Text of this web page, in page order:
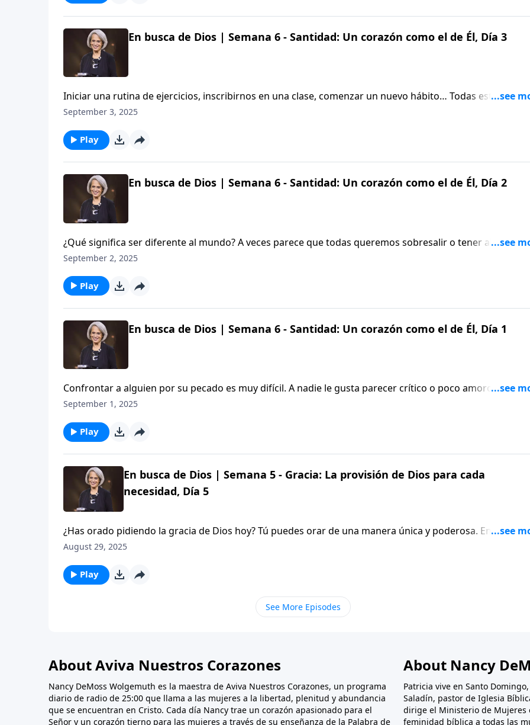
En busca de Dios | Semana 6 - Santidad: Un corazón como el de Él, Día 3
Iniciar una rutina de ejercicios, inscribirnos en una clase, comenzar un nuevo hábito… Todas estas cosas
pueden ser útiles e incluso buenas, pero, ¿has considerado la importancia de crecer en santidad? Hoy
Nuestros Corazones.
September 3, 2025
Play
En busca de Dios | Semana 6 - Santidad: Un corazón como el de Él, Día 2
¿Qué significa ser diferente al mundo? A veces parece que todas queremos sobresalir o tener alguna
relevancia, pero, ¿cuántas queremos ser santas? Nancy nos hablará acerca de esto al continuar con la
September 2, 2025
Play
En busca de Dios | Semana 6 - Santidad: Un corazón como el de Él, Día 1
Confrontar a alguien por su pecado es muy difícil. A nadie le gusta parecer crítico o poco amoroso.
Entonces, ¿cuál es el momento adecuado para confrontar a otro? Nancy DeMoss Wolgemuth abordará
September 1, 2025
Play
En busca de Dios | Semana 5 - Gracia: La provisión de Dios para cada
necesidad, Día 5
¿Has orado pidiendo la gracia de Dios hoy? Tú puedes orar de una manera única y poderosa. En este
episodio, escucharemos una reunión de oración de un grupo de personas que anhelan ver un
August 29, 2025
Play
See More Episodes
About Aviva Nuestros Corazones
Nancy DeMoss Wolgemuth es la maestra de Aviva Nuestros Corazones, un programa
diario de radio de 25:00 que llama a las mujeres a la libertad, plenitud y abundancia
que se encuentran en Cristo. Cada día Nancy trae un corazón apasionado para el
Señor y un corazón tierno para las mujeres a través de su enseñanza de la Palabra de
About Nancy
Patricia vive en Santo
Saladín, pastor de Iglesia
dirige el Ministerio de Mujeres
feminidad bíblica a todas las